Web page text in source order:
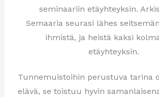
seminaariin etäyhteyksin.
Semaaria seurasi lähes
ihmistä, ja heistä kaksi
etäyhteyksin.
Tunnemuistoihin perustuva tarina
elävä, se toistuu hyvin